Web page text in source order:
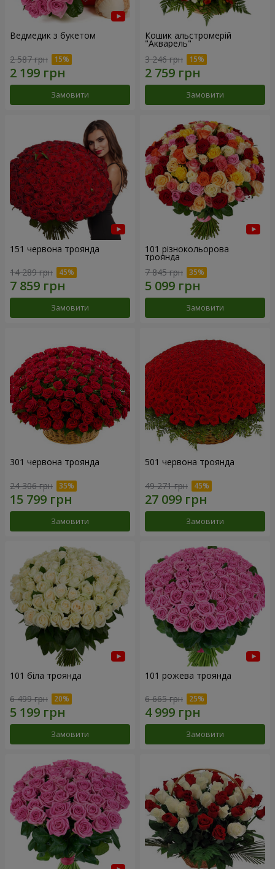
Ведмедик з букетом
2 587 грн
Замовити
Кошик альстромерій
"Акварель"
3 246 грн
Замовити
151 червона троянда
14 289 грн
Замовити
101 різнокольорова
троянда
7 845 грн
Замовити
301 червона троянда
24 306 грн
Замовити
501 червона троянда
49 271 грн
Замовити
101 біла троянда
6 499 грн
Замовити
101 рожева троянда
6 665 грн
Замовити